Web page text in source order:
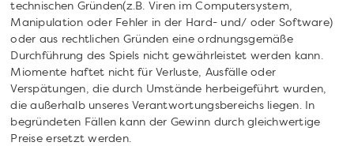
technischen Gründen(z.B. Viren im Computersystem,
Manipulation oder Fehler in der Hard- und/ oder Software)
oder aus rechtlichen Gründen eine ordnungsgemäße
Durchführung des Spiels nicht gewährleistet werden kann.
Miomente haftet nicht für Verluste, Ausfälle oder
Verspätungen, die durch Umstände herbeigeführt wurden,
die außerhalb unseres Verantwortungsbereichs liegen. In
begründeten Fällen kann der Gewinn durch gleichwertige
Preise ersetzt werden.